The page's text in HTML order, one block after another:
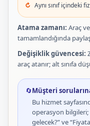
Aynı sınıf içindeki
Atama zamanı: Araç
tamamlandığında
Değişiklik güvencesi:
araç atanır; alt sınıfa
🔄Müşteri
Bu hizmet
operasyon bilgileri;
gelecek?” ve